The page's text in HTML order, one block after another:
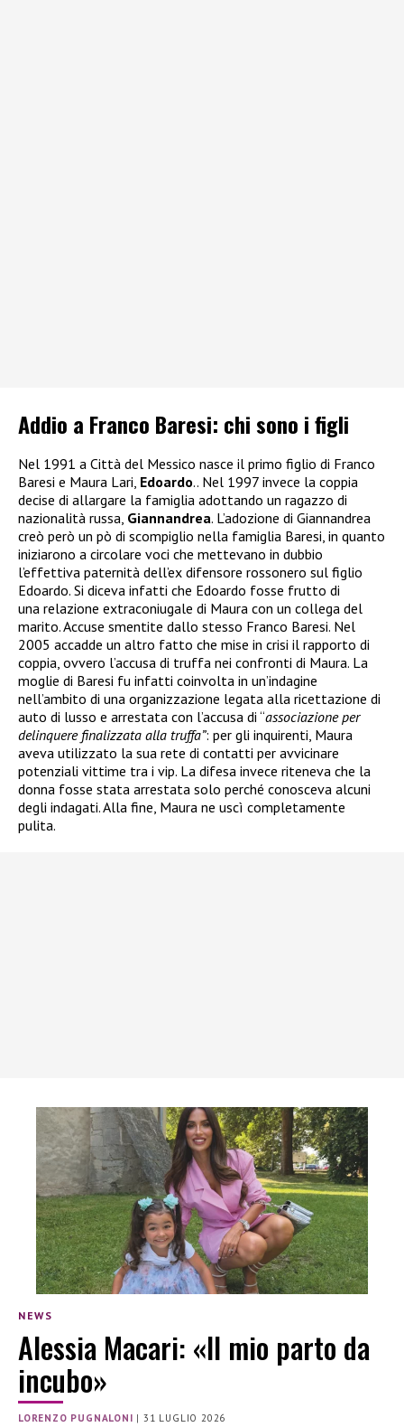
Addio a Franco Baresi: chi sono i figli
Nel 1991 a Città del Messico nasce il primo figlio di Franco
Baresi e Maura Lari, Edoardo.. Nel 1997 invece la coppia
decise di allargare la famiglia adottando un ragazzo di
nazionalità russa, Giannandrea. L’adozione di Giannandrea
creò però un pò di scompiglio nella famiglia Baresi, in quanto
iniziarono a circolare voci che mettevano in dubbio
l’effettiva paternità dell’ex difensore rossonero sul figlio
Edoardo. Si diceva infatti che Edoardo fosse frutto di
una relazione extraconiugale di Maura con un collega del
marito. Accuse smentite dallo stesso Franco Baresi. Nel
2005 accadde un altro fatto che mise in crisi il rapporto di
coppia, ovvero l’accusa di truffa nei confronti di Maura. La
moglie di Baresi fu infatti coinvolta in un’indagine
nell’ambito di una organizzazione legata alla ricettazione di
auto di lusso e arrestata con l’accusa di “associazione per
delinquere finalizzata alla truffa”: per gli inquirenti, Maura
aveva utilizzato la sua rete di contatti per avvicinare
potenziali vittime tra i vip. La difesa invece riteneva che la
donna fosse stata arrestata solo perché conosceva alcuni
degli indagati. Alla fine, Maura ne uscì completamente
pulita.
NEWS
Alessia Macari: «Il mio parto da
incubo»
LORENZO PUGNALONI |31 LUGLIO 2026